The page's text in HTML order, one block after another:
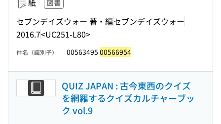
紙 図書
セブンデイズウォー 著・編セブンデイズウォー
2016.7<UC251-L80>
件名（識別子） 00563495 00566954
QUIZ JAPAN : 古今東西のクイズ
を網羅するクイズカルチャーブッ
ク vol.9